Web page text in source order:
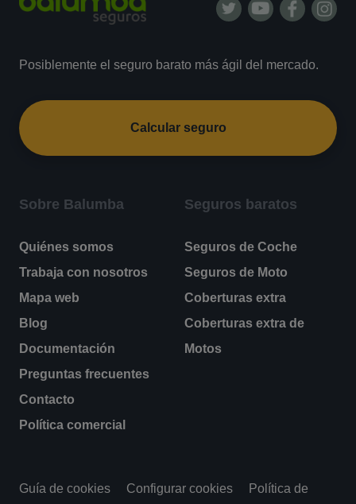
Posiblemente el seguro barato más ágil del mercado.
Calcular seguro
Sobre Balumba
Quiénes somos
Trabaja con nosotros
Mapa web
Blog
Documentación
Preguntas frecuentes
Contacto
Política comercial
Seguros baratos
Seguros de Coche
Seguros de Moto
Coberturas extra
Coberturas extra de
Motos
Guía de cookies Configurar cookies
Política de